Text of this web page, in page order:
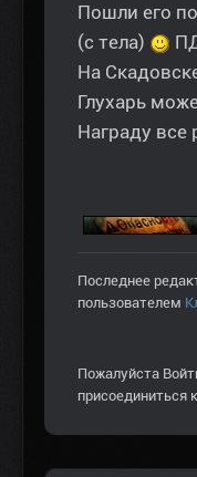
Пошли его
(с тела)
На
Глухарь
Награду все
Последнее
пользователем
Пожалуйста
присоединиться